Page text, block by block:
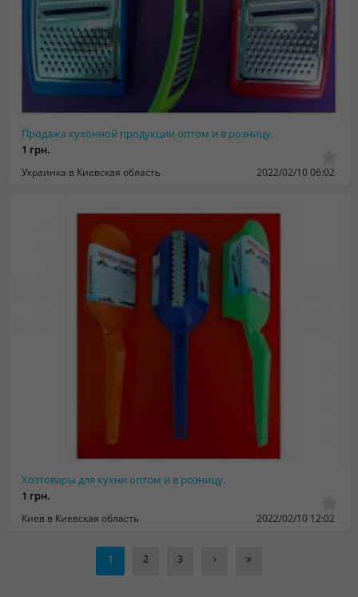
Продажа кухонной продукции оптом и в розницу.
1 грн.
Украинка в Киевская область 2022/02/10 06:02
Хозтовары для кухни оптом и в розницу.
1 грн.
Киев в Киевская область 2022/02/10 12:02
1 2 3